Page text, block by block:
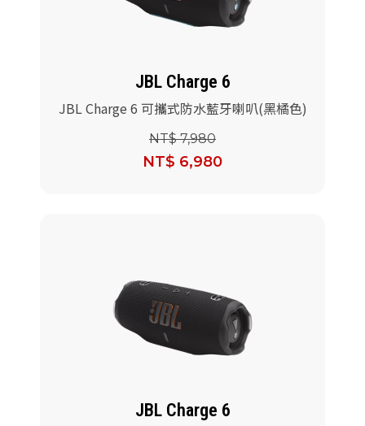
JBL Charge 6
JBL Charge 6 可攜式防水藍牙喇叭(黑橘色)
NT$ 7,980
NT$ 6,980
JBL Charge 6